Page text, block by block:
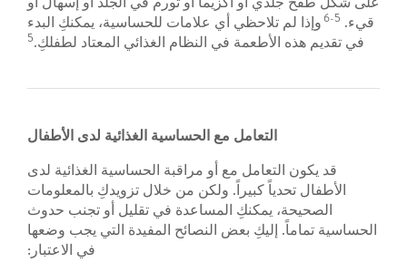
قيء. 5-6
وإذا لم تلاحظي أي علامات للحساسية، يمكنكِ البدء
في تقديم هذه الأطعمة في النظام الغذائي المعتاد لطفلكِ.5
التعامل مع الحساسية الغذائية لدى الأطفال
قد يكون التعامل مع أو مراقبة الحساسية الغذائية لدى
الأطفال تحدياً كبيراً. ولكن من خلال تزويدكِ بالمعلومات
الصحيحة، يمكنكِ المساعدة في تقليل أو تجنب حدوث
الحساسية تماماً. إليكِ بعض النصائح المفيدة التي يجب وضعها
في الاعتبار: